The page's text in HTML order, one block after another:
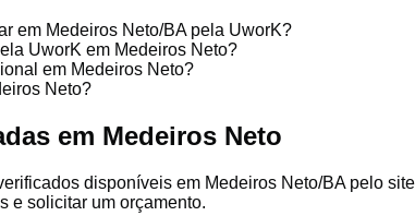
em Medeiros Neto/BA pela UworK?
UworK em Medeiros Neto?
em Medeiros Neto?
Neto?
em Medeiros Neto
disponíveis em Medeiros Neto/BA pelo
e solicitar um orçamento.